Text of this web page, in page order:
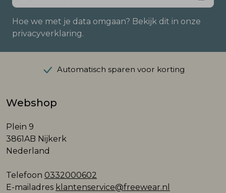
Hoe we met je data omgaan? Bekijk dit in onze
privacyverklaring.
Automatisch sparen voor korting
Webshop
Plein 9
3861AB Nijkerk
Nederland
Telefoon 0332000602
E-mailadres klantenservice@freewear.nl